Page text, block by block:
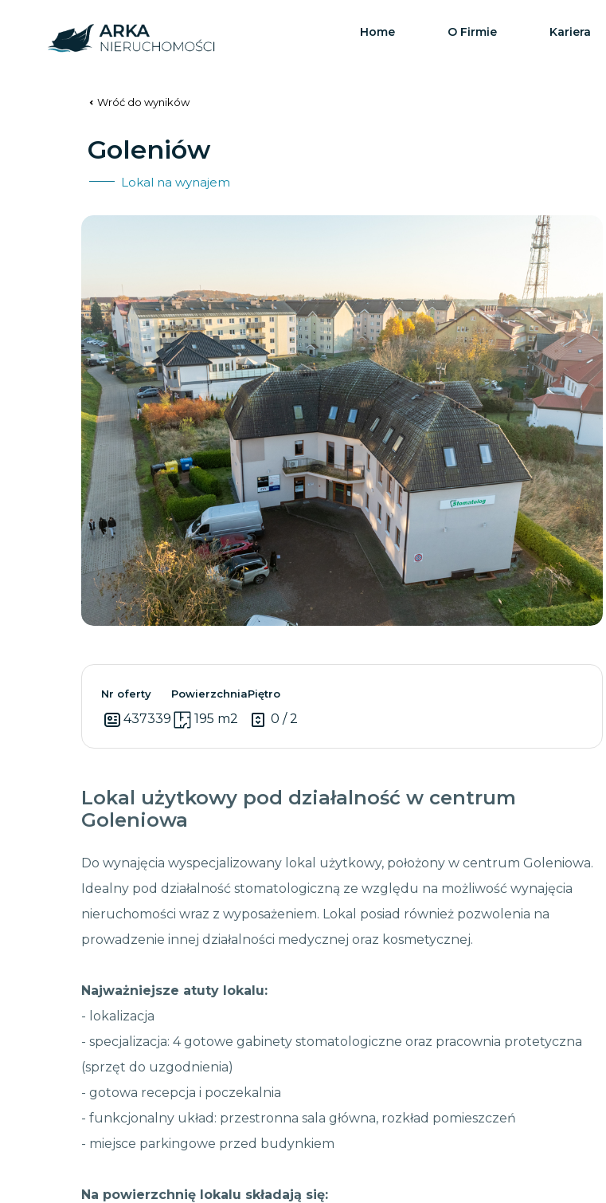
Home O Firmie Kariera
Wróć do wyników
Goleniów
Lokal na wynajem
Nr oferty
437339
Powierzchnia
195 m2
Piętro
0 / 2
Lokal użytkowy pod działalność w centrum
Goleniowa
Do wynajęcia wyspecjalizowany lokal użytkowy, położony w centrum Goleniowa.
Idealny pod działalność stomatologiczną ze względu na możliwość wynajęcia
nieruchomości wraz z wyposażeniem. Lokal posiad również pozwolenia na
prowadzenie innej działalności medycznej oraz kosmetycznej.
Najważniejsze atuty lokalu:
- lokalizacja
- specjalizacja: 4 gotowe gabinety stomatologiczne oraz pracownia protetyczna
(sprzęt do uzgodnienia)
- gotowa recepcja i poczekalnia
- funkcjonalny układ: przestronna sala główna, rozkład pomieszczeń
- miejsce parkingowe przed budynkiem
Na powierzchnię lokalu składają się: